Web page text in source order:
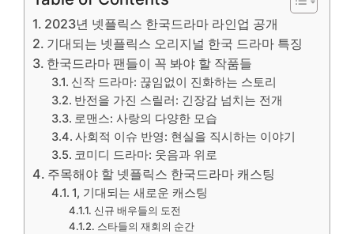
2023년 넷플릭스 한국드라마 라인업 공개
기대되는 넷플릭스 오리지널 한국 드라마 특징
한국드라마 팬들이 꼭 봐야 할 작품들
신작 드라마: 끊임없이 진화하는 스토리
반전을 가진 스릴러: 긴장감 넘치는 전개
로맨스: 사랑의 다양한 모습
사회적 이슈 반영: 현실을 직시하는 이야기
코미디 드라마: 웃음과 위로
주목해야 할 넷플릭스 한국드라마 캐스팅
1, 기대되는 새로운 캐스팅
신규 배우들의 도전
스타들의 재회의 순간